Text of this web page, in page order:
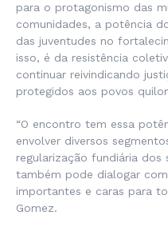
para o protagonismo das
comunidades, a potência
das juventudes no
isso, é da resistência
continuar reivindicando
protegidos aos povos
“O encontro tem essa
envolver diversos
regularização fundiária dos
também pode dialogar
importantes e caras para
Gomez.